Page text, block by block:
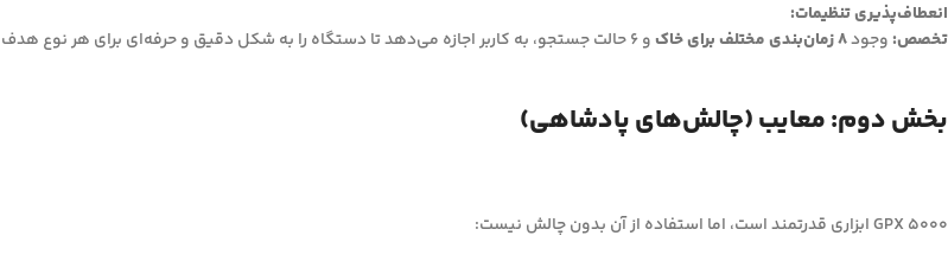
انعطاف‌پذیری تنظیمات:
تخصص: وجود8 زمان‌بندی مختلف برای خاک و 6 حالت جستجو، به کاربر اجازه می‌دهد تا دستگاه را به شکل دقیق و حرفه‌ای برای هر نوع هدف و محیطی تنظیم و بهینه‌سازی کند.
بخش دوم: معایب (چالش‌های پادشاهی)
GPX 5000 ابزاری قدرتمند است، اما استفاده از آن بدون چالش نیست: